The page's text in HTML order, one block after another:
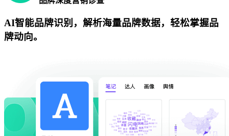
AI智能品牌识别，解析海量品牌数据，轻松掌握品
牌动向。